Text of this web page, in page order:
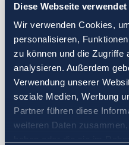
Diese Webseite
Wir verwenden Cookies,
personalisieren,
zu können und die Zugriffe
analysieren. Außerdem
Verwendung unserer
soziale Medien, Werbung
Partner führen diese
weiteren Daten